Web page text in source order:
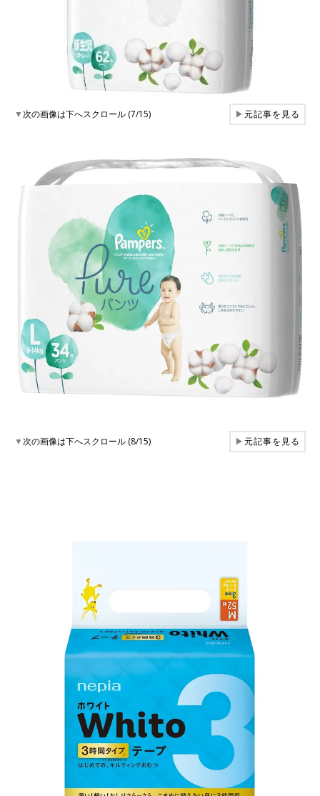
▼次の画像は下へスクロール (7/15) ▶元記事を見る
▼次の画像は下へスクロール (8/15) ▶元記事を見る